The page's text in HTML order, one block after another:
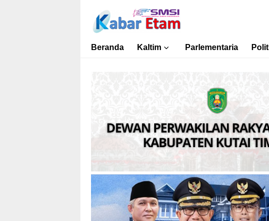
Kabar Etam
Akurat dan Terpercaya
Beranda Kaltim Parlementaria